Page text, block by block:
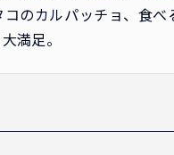
のカルパッチョ、食べ
満足。